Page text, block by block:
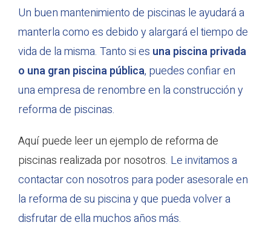
Un buen mantenimiento de piscinas le ayudará a
manterla como es debido y alargará el tiempo de
vida de la misma. Tanto si es una piscina privada
o una gran piscina pública, puedes confiar en
una empresa de renombre en la construcción y
reforma de piscinas.
Aquí puede leer un ejemplo de reforma de
piscinas realizada por nosotros. Le invitamos a
contactar con nosotros para poder asesorale en
la reforma de su piscina y que pueda volver a
disfrutar de ella muchos años más.